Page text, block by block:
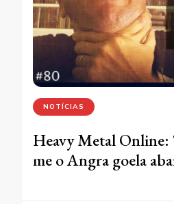
NOTÍCIAS
Heavy Metal Online:
me o Angra goela